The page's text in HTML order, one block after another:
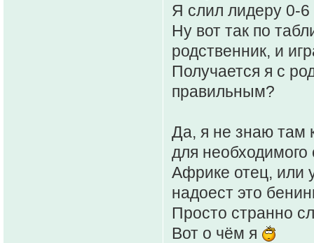
Я слил лидеру 0-6
Ну вот так по
родственник, и
Получается я с
правильным?
Да, я не знаю там
для
Африке отец, или
надоест это
Просто странно
Вот о чём я